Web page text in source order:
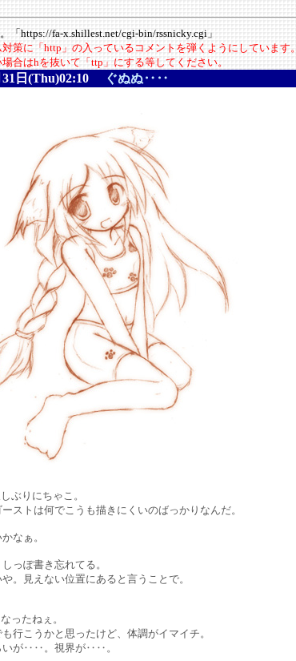
「https://fa-x.shillest.net/cgi-bin/rssnicky.cgi」
策に「http」の入っているコメントを弾くようにしています。
合はhを抜いて「ttp」にする等してください。
31日(Thu)02:10 ぐぬぬ‥‥
ぶりにちゃこ。
トは何でこうも描きにくいのばっかりなんだ。
なぁ。
ぽ書き忘れてる。
見えない位置にあると言うことで。
ったねぇ。
こうかと思ったけど、体調がイマイチ。
が‥‥。視界が‥‥。